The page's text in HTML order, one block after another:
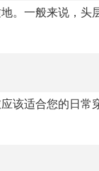
。一般来说，头
该适合您的日常